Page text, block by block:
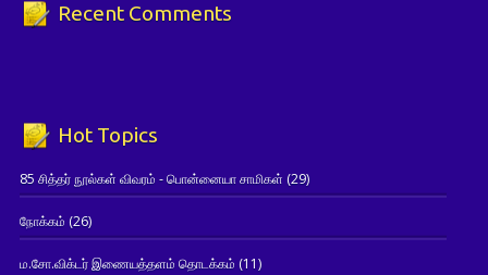
Recent Comments
Hot Topics
85 சித்தர் நூல்கள் விவரம் - பொன்னையா சாமிகள் (29)
நோக்கம் (26)
ம.சோ.விக்டர் இணையத்தளம் தொடக்கம் (11)